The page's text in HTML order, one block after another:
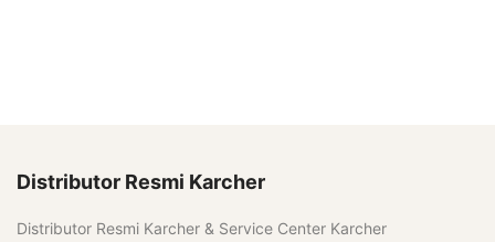
Distributor Resmi Karcher
Distributor Resmi Karcher & Service Center Karcher